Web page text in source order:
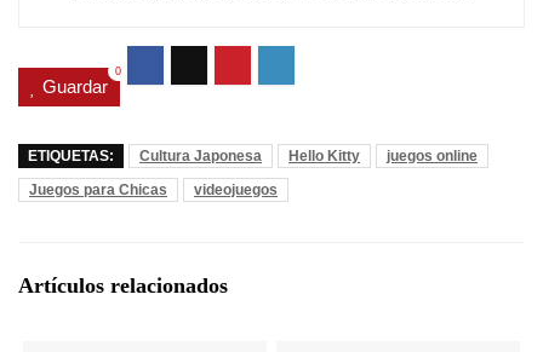
Guardar
0
ETIQUETAS: Cultura Japonesa Hello Kitty
juegos online
Juegos para Chicas
videojuegos
Artículos relacionados